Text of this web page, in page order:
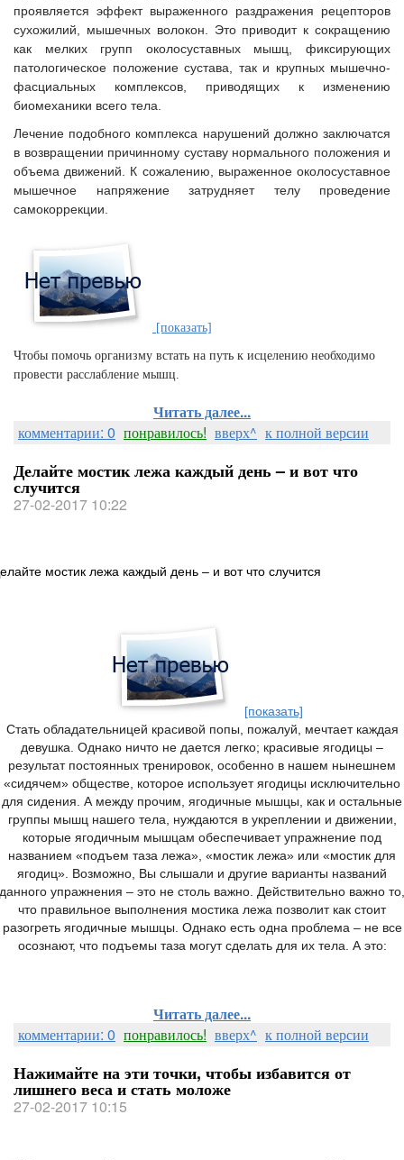
проявляется эффект выраженного раздражения рецепторов
сухожилий, мышечных волокон. Это приводит к сокращению
как мелких групп околосуставных мышц, фиксирующих
патологическое положение сустава, так и крупных мышечно-
фасциальных комплексов, приводящих к изменению
биомеханики всего тела.
Лечение подобного комплекса нарушений должно заключатся
в возвращении причинному суставу нормального положения и
объема движений. К сожалению, выраженное околосуставное
мышечное напряжение затрудняет телу проведение
самокоррекции.
[показать]
Чтобы помочь организму встать на путь к исцелению необходимо
провести расслабление мышц.
Читать далее...
комментарии: 0 понравилось! вверх^ к полной версии
Делайте мостик лежа каждый день – и вот что
случится
27-02-2017 10:22
мостик лежа каждый день – и вот что случится
[показать]
Стать обладательницей красивой попы, пожалуй, мечтает каждая
девушка. Однако ничто не дается легко; красивые ягодицы –
результат постоянных тренировок, особенно в нашем нынешнем
«сидячем» обществе, которое использует ягодицы исключительно
для сидения. А между прочим, ягодичные мышцы, как и остальные
группы мышц нашего тела, нуждаются в укреплении и движении,
которые ягодичным мышцам обеспечивает упражнение под
названием «подъем таза лежа», «мостик лежа» или «мостик для
ягодиц». Возможно, Вы слышали и другие варианты названий
данного упражнения – это не столь важно. Действительно важно то,
что правильное выполнения мостика лежа позволит как стоит
разогреть ягодичные мышцы. Однако есть одна проблема – не все
осознают, что подъемы таза могут сделать для их тела. А это:
Читать далее...
комментарии: 0 понравилось! вверх^ к полной версии
Нажимайте на эти точки, чтобы избавится от
лишнего веса и стать моложе
27-02-2017 10:15